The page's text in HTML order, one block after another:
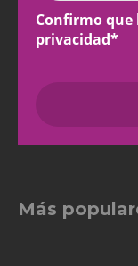
Confirmo que
privacidad*
Más